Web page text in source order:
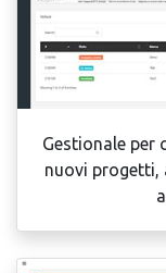
Gestionale per
nuovi progetti,